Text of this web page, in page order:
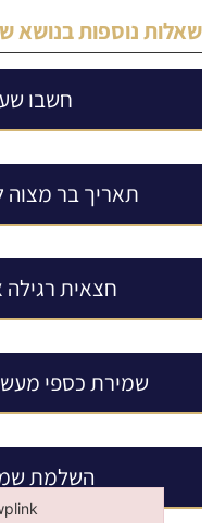
שאלות נוספות בנושא
חשבו
תאריך בר מצוה
חצאית רגילה
שמירת כספי
השלמת